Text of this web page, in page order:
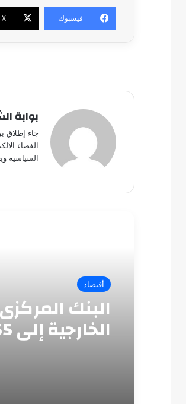
فيسبوك ‫X
بوابة
جاء إطلاق
الفضاء
السياسية
أقتصاد
البنك
بنهاية سبتمبر